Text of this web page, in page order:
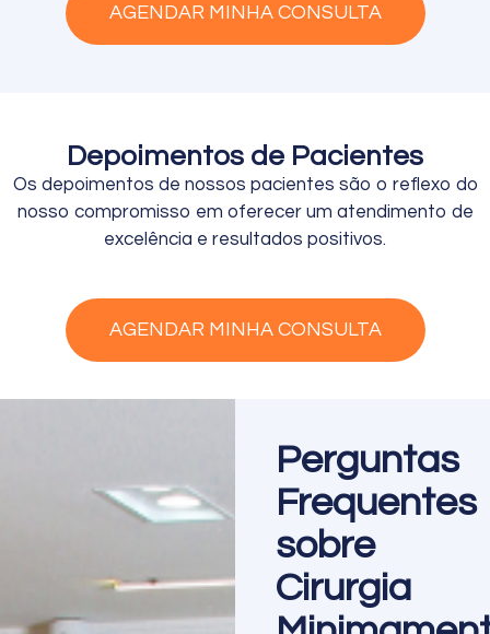
AGENDAR MINHA CONSULTA
Depoimentos de Pacientes
Os depoimentos de nossos pacientes são o reflexo do
nosso compromisso em oferecer um atendimento de
excelência e resultados positivos.
AGENDAR MINHA CONSULTA
Perguntas
Frequentes
sobre
Cirurgia